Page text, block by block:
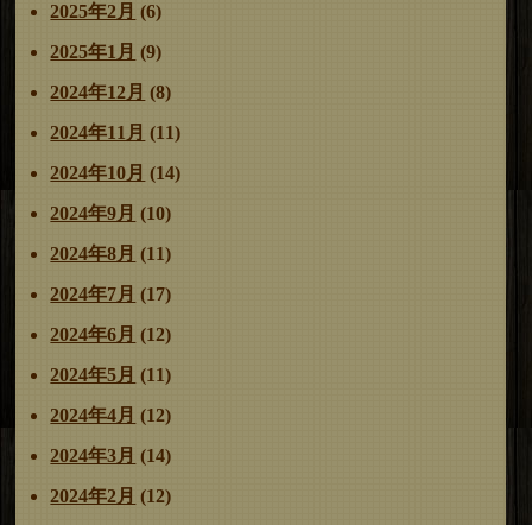
2025年2月 (6)
2025年1月 (9)
2024年12月 (8)
2024年11月 (11)
2024年10月 (14)
2024年9月 (10)
2024年8月 (11)
2024年7月 (17)
2024年6月 (12)
2024年5月 (11)
2024年4月 (12)
2024年3月 (14)
2024年2月 (12)